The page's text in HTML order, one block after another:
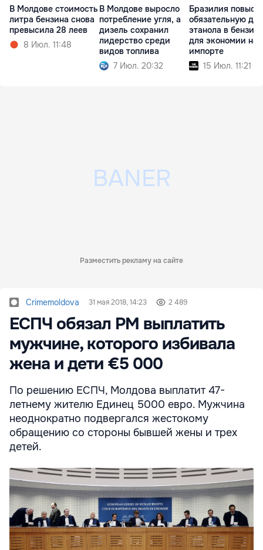
В Молдове стоимость
литра бензина снова
превысила 28 леев
8 Июл. 11:48
В Молдове выросло
потребление угля, а
дизель сохранил
лидерство среди
видов топлива
7 Июл. 20:32
Бразилия
обязательную
этанола в бензине
для экономии на
импорте
15 Июл. 11:21
Разместить рекламу на сайте
Crimemoldova 31 мая 2018, 14:23 2 489
ЕСПЧ обязал РМ выплатить
мужчине, которого избивала
жена и дети €5 000
По решению ЕСПЧ, Молдова выплатит 47-
летнему жителю Единец 5000 евро. Мужчина
неоднократно подвергался жестокому
обращению со стороны бывшей жены и трех
детей.